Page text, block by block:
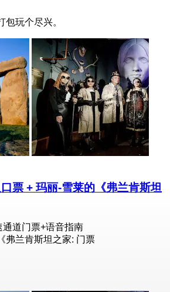
包玩个尽兴。
票 + 玛丽-雪莱的《弗兰肯斯坦
通道门票+语音指南
弗兰肯斯坦之家: 门票